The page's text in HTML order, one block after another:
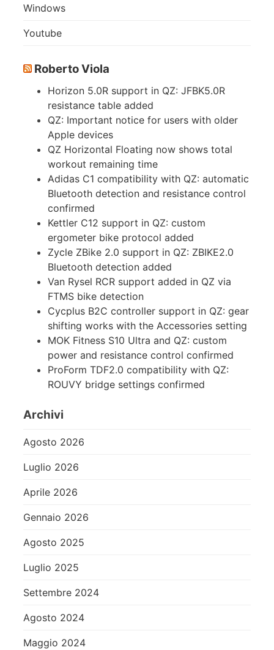
Windows
Youtube
Roberto Viola
Horizon 5.0R support in QZ: JFBK5.0R
resistance table added
QZ: Important notice for users with older
Apple devices
QZ Horizontal Floating now shows total
workout remaining time
Adidas C1 compatibility with QZ: automatic
Bluetooth detection and resistance control
confirmed
Kettler C12 support in QZ: custom
ergometer bike protocol added
Zycle ZBike 2.0 support in QZ: ZBIKE2.0
Bluetooth detection added
Van Rysel RCR support added in QZ via
FTMS bike detection
Cycplus B2C controller support in QZ: gear
shifting works with the Accessories setting
MOK Fitness S10 Ultra and QZ: custom
power and resistance control confirmed
ProForm TDF2.0 compatibility with QZ:
ROUVY bridge settings confirmed
Archivi
Agosto 2026
Luglio 2026
Aprile 2026
Gennaio 2026
Agosto 2025
Luglio 2025
Settembre 2024
Agosto 2024
Maggio 2024